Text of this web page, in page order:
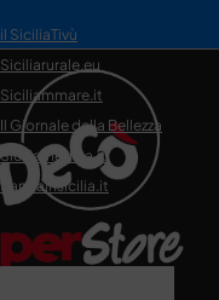
il SiciliaTivù
Siciliarurale.eu
Siciliammare.it
Il Giornale della Bellezza
Siciliamedica.it
Sanitainsicilia.it